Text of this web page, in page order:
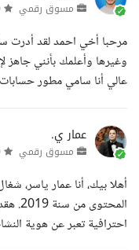
مسوق رقمي
مرحبا أخي احمد لقد أدرت
وغيرها وأعلمك بأنني
عالي أنا سامي مطور
عمار ي.
مسوق رقمي
أهلا بيك، أنا عمار ياسر،
احترافية تعبر عن هوية